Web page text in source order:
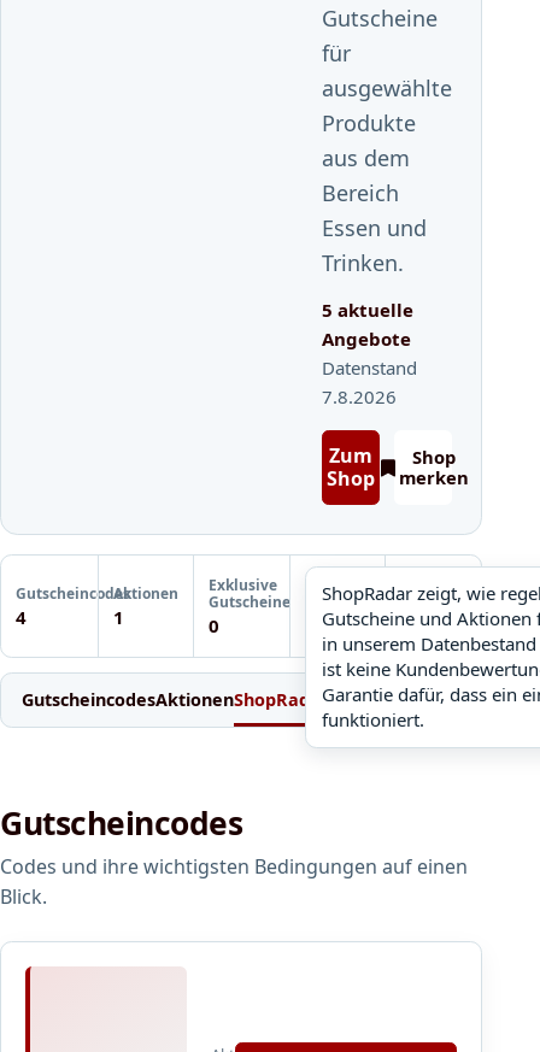
Gutscheine
für
ausgewählte
Produkte
aus dem
Bereich
Essen und
Trinken.
5 aktuelle
Angebote
Datenstand
7.8.2026
Zum
Shop
Shop
merken
Gutscheincodes
4
Aktionen
1
Exklusive
Gutscheine
0
ShopRadar
noch keine Daten
ShopRadar zeigt, wie
Gutscheine und Aktionen
in unserem
ist keine
Garantie dafür, dass ein
funktioniert.
Letzte
Gutscheinprüfung
Noch keine
Prüfung
GutscheincodesAktionenShopRadarWeitere Gutscheine
Gutscheincodes
Codes und ihre wichtigsten Bedingungen auf einen
Blick.